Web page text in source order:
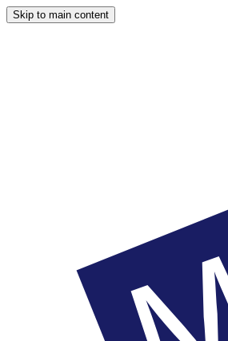
Skip to main content